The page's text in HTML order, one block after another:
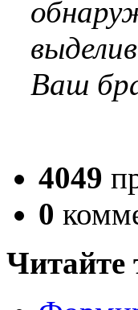
Ваш
4049
0
Читайте